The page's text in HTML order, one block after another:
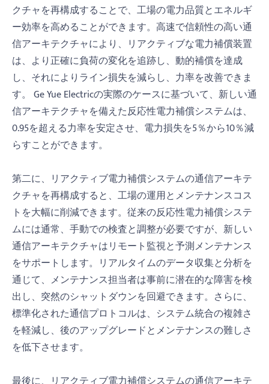
クチャを再構成することで、工場の電力品質とエネルギ
ー効率を高めることができます。高速で信頼性の高い通
信アーキテクチャにより、リアクティブな電力補償装置
は、より正確に負荷の変化を追跡し、動的補償を達成
し、それによりライン損失を減らし、力率を改善できま
す。 Ge Yue Electricの実際のケースに基づいて、新しい通
信アーキテクチャを備えた反応性電力補償システムは、
0.95を超える力率を安定させ、電力損失を5％から10％減
らすことができます。
第二に、リアクティブ電力補償システムの通信アーキテ
クチャを再構成すると、工場の運用とメンテナンスコス
トを大幅に削減できます。従来の反応性電力補償システ
ムには通常、手動での検査と調整が必要ですが、新しい
通信アーキテクチャはリモート監視と予測メンテナンス
をサポートします。リアルタイムのデータ収集と分析を
通じて、メンテナンス担当者は事前に潜在的な障害を検
出し、突然のシャットダウンを回避できます。さらに、
標準化された通信プロトコルは、システム統合の複雑さ
を軽減し、後のアップグレードとメンテナンスの難しさ
を低下させます。